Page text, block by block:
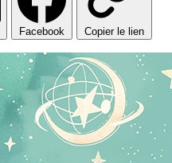
Facebook Copier le lien